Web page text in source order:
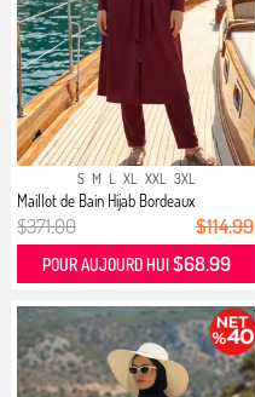
S M L XL XXL 3XL
Maillot de Bain Hijab Bordeaux
$371.00 $114.99
POUR AUJOURD HUI$68.99